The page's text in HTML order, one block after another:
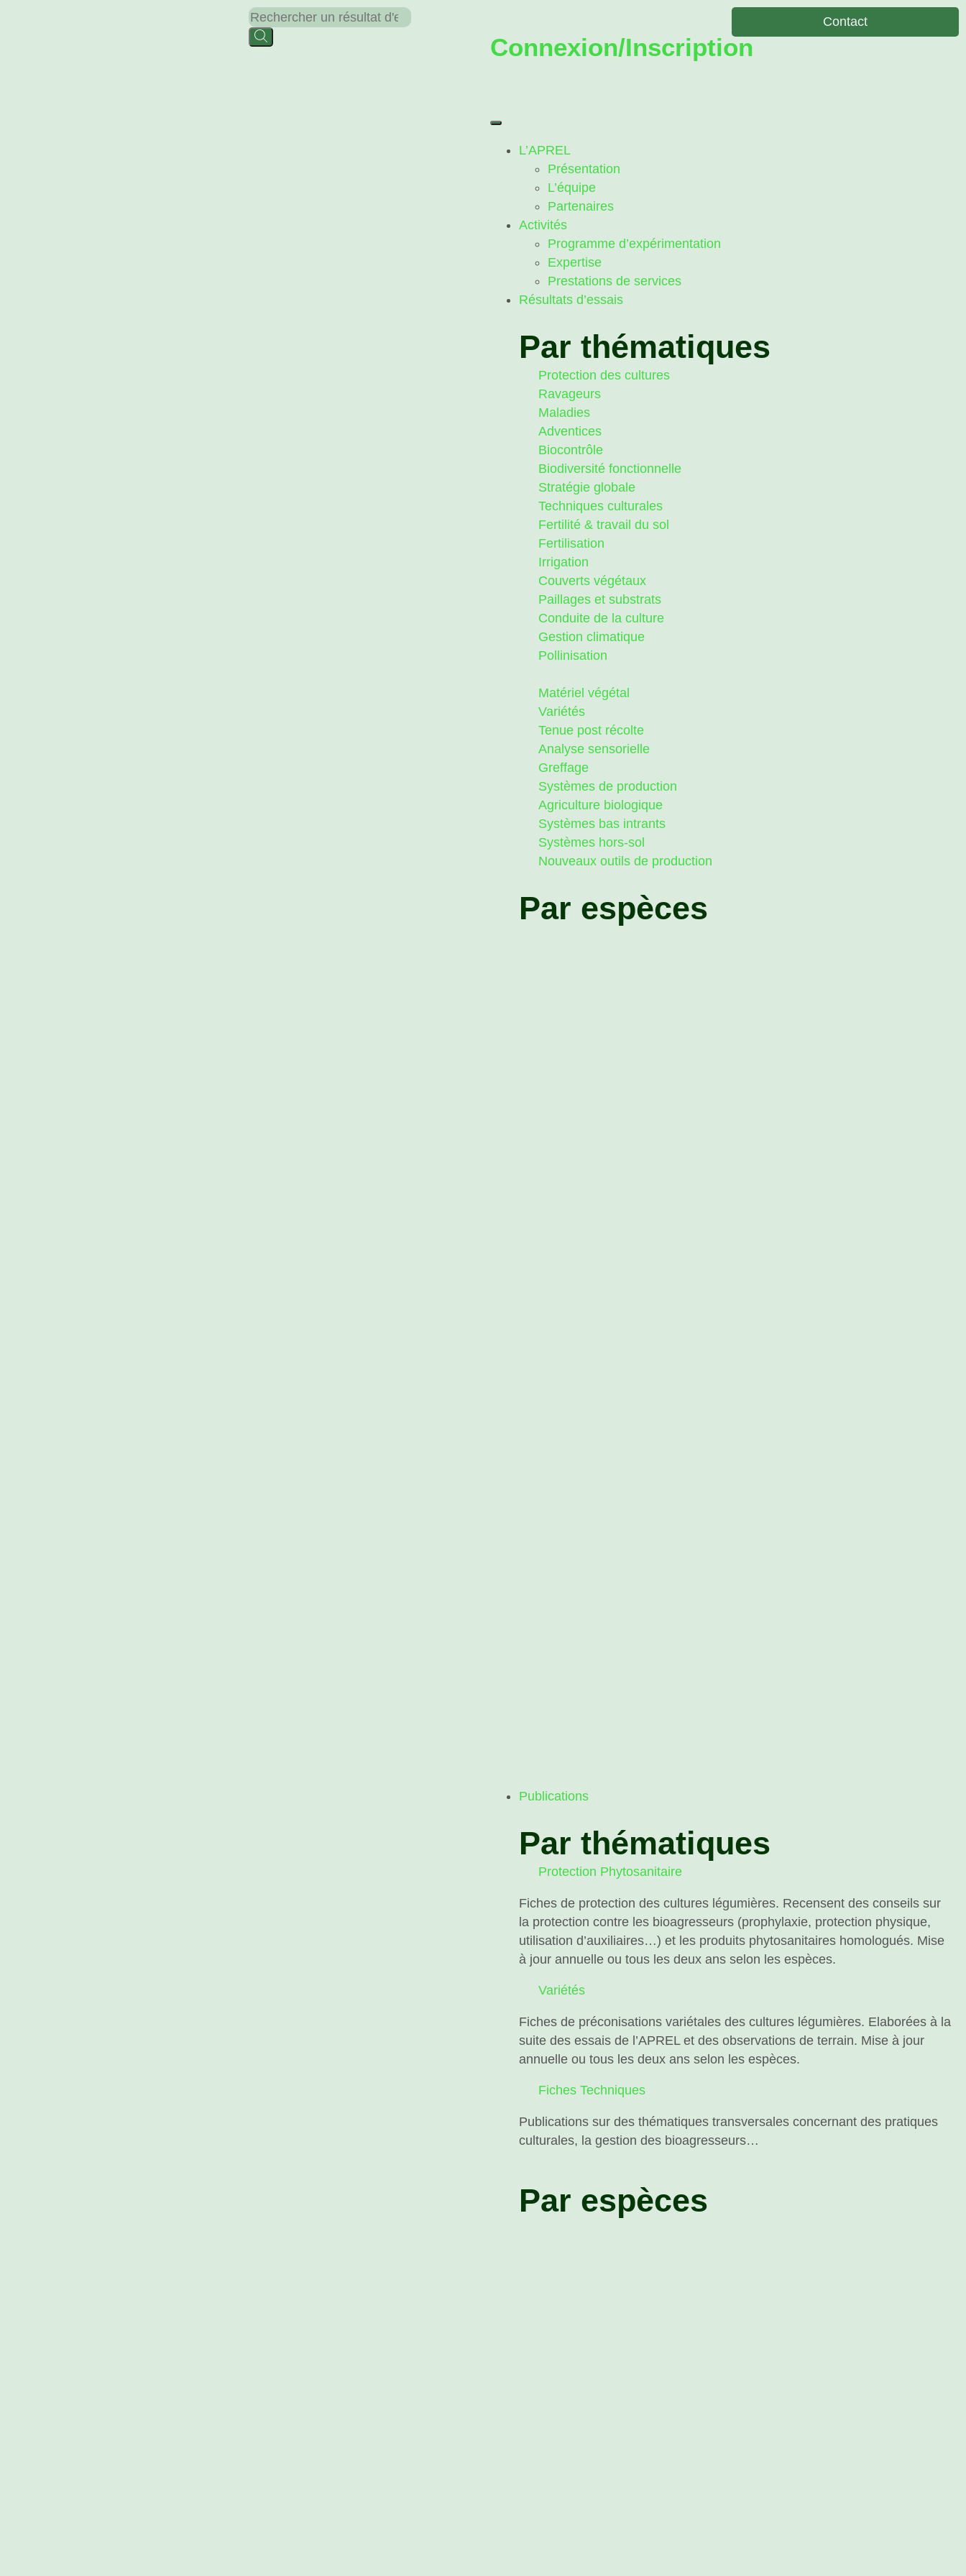
Connexion/Inscription
Contact
L’APREL
Présentation
L’équipe
Partenaires
Activités
Programme d’expérimentation
Expertise
Prestations de services
Résultats d’essais
Par thématiques
Protection des cultures
Ravageurs
Maladies
Adventices
Biocontrôle
Biodiversité fonctionnelle
Stratégie globale
Techniques culturales
Fertilité & travail du sol
Fertilisation
Irrigation
Couverts végétaux
Paillages et substrats
Conduite de la culture
Gestion climatique
Pollinisation
Matériel végétal
Variétés
Tenue post récolte
Analyse sensorielle
Greffage
Systèmes de production
Agriculture biologique
Systèmes bas intrants
Systèmes hors-sol
Nouveaux outils de production
Par espèces
Publications
Par thématiques
Protection Phytosanitaire
Fiches de protection des cultures légumières. Recensent des conseils sur
la protection contre les bioagresseurs (prophylaxie, protection physique,
utilisation d’auxiliaires…) et les produits phytosanitaires homologués. Mise
à jour annuelle ou tous les deux ans selon les espèces.
Variétés
Fiches de préconisations variétales des cultures légumières. Elaborées à la
suite des essais de l’APREL et des observations de terrain. Mise à jour
annuelle ou tous les deux ans selon les espèces.
Fiches Techniques
Publications sur des thématiques transversales concernant des pratiques
culturales, la gestion des bioagresseurs…
Par espèces